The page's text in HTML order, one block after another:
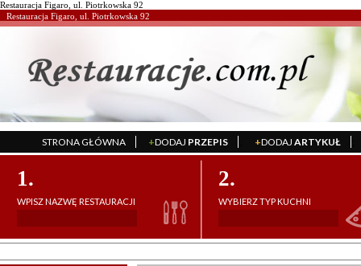
Restauracja Figaro, ul. Piotrkowska 92
Restauracja Figaro, ul. Piotrkowska 92
STRONA GŁÓWNA +DODAJ PRZEPIS +DODAJ ARTYKUŁ
1.
WPISZ NAZWĘ RESTAURACJI
2.
WYBIERZ TYP KUCHNI